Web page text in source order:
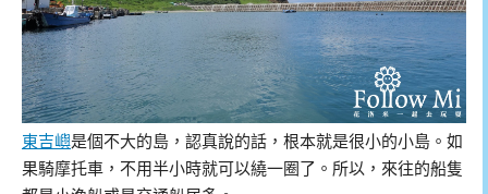
東吉嶼是個不大的島，認真說的話，根本就是很小的小島。如
果騎摩托車，不用半小時就可以繞一圈了。所以，來往的船隻